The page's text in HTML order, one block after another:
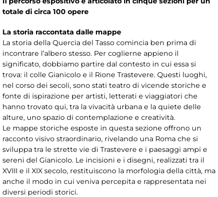
totale di circa 100 opere
La storia raccontata dalle mappe
La storia della Quercia del Tasso comincia ben prima di
incontrare l’albero stesso. Per coglierne appieno il
significato, dobbiamo partire dal contesto in cui essa si
trova: il colle Gianicolo e il Rione Trastevere. Questi luoghi,
nel corso dei secoli, sono stati teatro di vicende storiche e
fonte di ispirazione per artisti, letterati e viaggiatori che
hanno trovato qui, tra la vivacità urbana e la quiete delle
alture, uno spazio di contemplazione e creatività.
Le mappe storiche esposte in questa sezione offrono un
racconto visivo straordinario, rivelando una Roma che si
sviluppa tra le strette vie di Trastevere e i paesaggi ampi e
sereni del Gianicolo. Le incisioni e i disegni, realizzati tra il
XVIII e il XIX secolo, restituiscono la morfologia della città, ma
anche il modo in cui veniva percepita e rappresentata nei
diversi periodi storici.